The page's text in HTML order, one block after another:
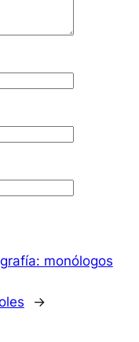
monólogos
→